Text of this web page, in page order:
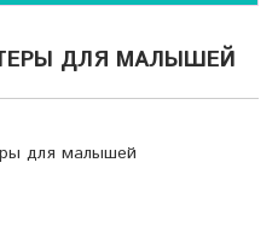
ДЛЯ МАЛЫШЕЙ
для малышей